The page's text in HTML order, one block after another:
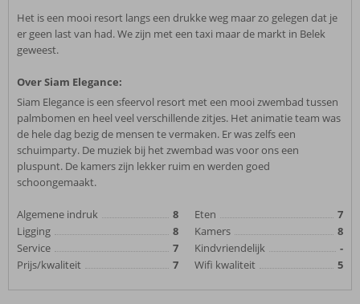
Het is een mooi resort langs een drukke weg maar zo gelegen dat je
er geen last van had. We zijn met een taxi maar de markt in Belek
geweest.
Over Siam Elegance:
Siam Elegance is een sfeervol resort met een mooi zwembad tussen
palmbomen en heel veel verschillende zitjes. Het animatie team was
de hele dag bezig de mensen te vermaken. Er was zelfs een
schuimparty. De muziek bij het zwembad was voor ons een
pluspunt. De kamers zijn lekker ruim en werden goed
schoongemaakt.
Algemene indruk
8
Ligging
8
Service
7
Prijs/kwaliteit
7
Eten
7
Kamers
8
Kindvriendelijk
-
Wifi kwaliteit
5